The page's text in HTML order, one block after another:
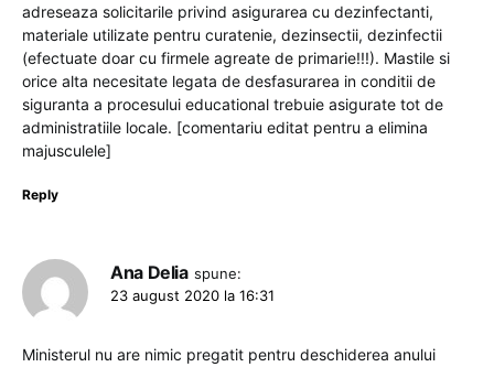
adreseaza solicitarile privind asigurarea cu dezinfectanti,
materiale utilizate pentru curatenie, dezinsectii, dezinfectii
(efectuate doar cu firmele agreate de primarie!!!). Mastile si
orice alta necesitate legata de desfasurarea in conditii de
siguranta a procesului educational trebuie asigurate tot de
administratiile locale. [comentariu editat pentru a elimina
majusculele]
Reply
Ana Delia spune:
23 august 2020 la 16:31
Ministerul nu are nimic pregatit pentru deschiderea anului